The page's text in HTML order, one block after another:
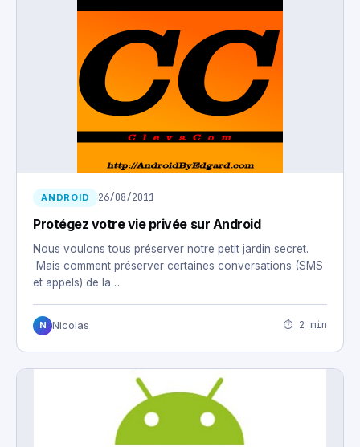
ANDROID 26/08/2011
Protégez votre vie privée sur Android
Nous voulons tous préserver notre petit jardin secret.
Mais comment préserver certaines conversations (SMS
et appels) de la…
N Nicolas ⏱ 2 min